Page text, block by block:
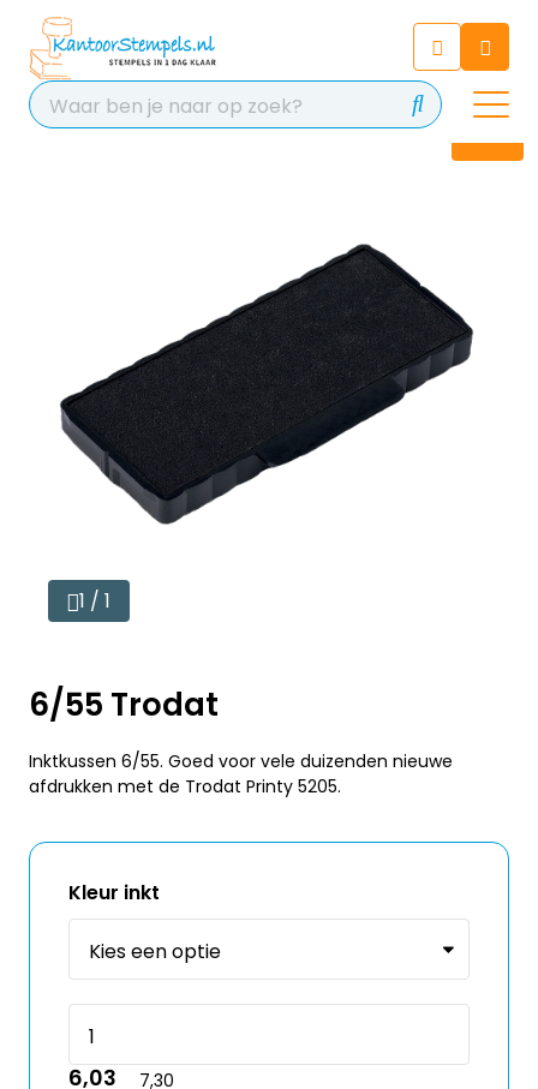
Chat 24/7 met onze chatbot
voor hulp
Contact
1 / 1
6/55 Trodat
Inktkussen 6/55. Goed voor vele duizenden nieuwe
afdrukken met de Trodat Printy 5205.
Kleur inkt
6,03
7,30